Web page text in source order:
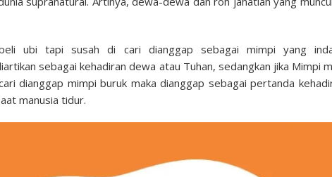
ubi tapi susah di cari dianggap sebagai mimpi yang
sebagai kehadiran dewa atau Tuhan, sedangkan jika Mimpi
dianggap mimpi buruk maka dianggap sebagai pertanda
manusia tidur.